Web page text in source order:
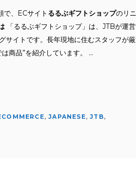
で、ECサイト るるぶギフトショップのリ
「るるぶギフトショップ」は、JTBが運
イトです。長年現地に住むスタッフが
商品”を紹介しています。
,JAPANESE,JTB,